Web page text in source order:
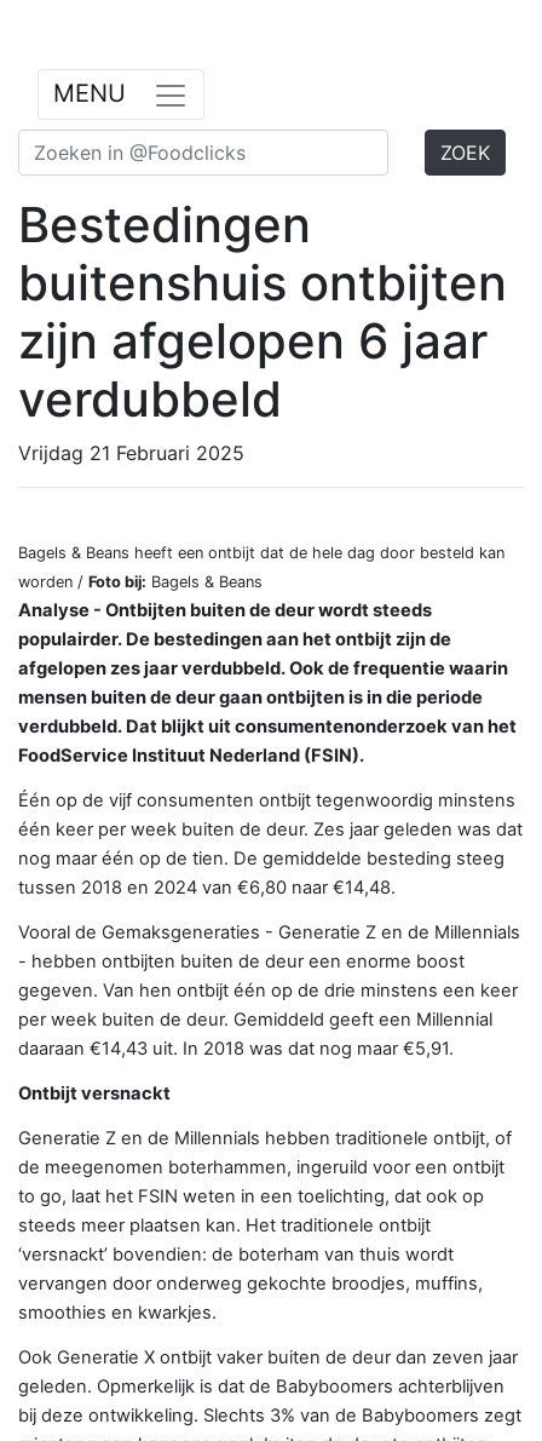
MENU
ZOEK
Bestedingen
buitenshuis ontbijten
zijn afgelopen 6 jaar
verdubbeld
Vrijdag 21 Februari 2025
Bagels & Beans heeft een ontbijt dat de hele dag door besteld kan
worden / Foto bij: Bagels & Beans
Analyse - Ontbijten buiten de deur wordt steeds
populairder. De bestedingen aan het ontbijt zijn de
afgelopen zes jaar verdubbeld. Ook de frequentie waarin
mensen buiten de deur gaan ontbijten is in die periode
verdubbeld. Dat blijkt uit consumentenonderzoek van het
FoodService Instituut Nederland (FSIN).
Één op de vijf consumenten ontbijt tegenwoordig minstens
één keer per week buiten de deur. Zes jaar geleden was dat
nog maar één op de tien. De gemiddelde besteding steeg
tussen 2018 en 2024 van €6,80 naar €14,48.
Vooral de Gemaksgeneraties - Generatie Z en de Millennials
- hebben ontbijten buiten de deur een enorme boost
gegeven. Van hen ontbijt één op de drie minstens een keer
per week buiten de deur. Gemiddeld geeft een Millennial
daaraan €14,43 uit. In 2018 was dat nog maar €5,91.
Ontbijt versnackt
Generatie Z en de Millennials hebben traditionele ontbijt, of
de meegenomen boterhammen, ingeruild voor een ontbijt
to go, laat het FSIN weten in een toelichting, dat ook op
steeds meer plaatsen kan. Het traditionele ontbijt
‘versnackt’ bovendien: de boterham van thuis wordt
vervangen door onderweg gekochte broodjes, muffins,
smoothies en kwarkjes.
Ook Generatie X ontbijt vaker buiten de deur dan zeven jaar
geleden. Opmerkelijk is dat de Babyboomers achterblijven
bij deze ontwikkeling. Slechts 3% van de Babyboomers zegt